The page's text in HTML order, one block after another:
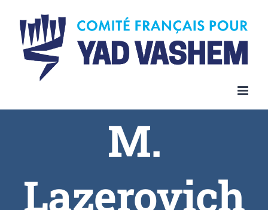
content
M.
Lazerovich